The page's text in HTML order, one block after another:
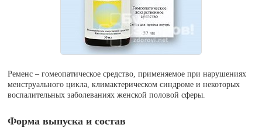
Ременс – гомеопатическое средство, применяемое при нарушениях
менструального цикла, климактерическом синдроме и некоторых
воспалительных заболеваниях женской половой сферы.
Форма выпуска и состав